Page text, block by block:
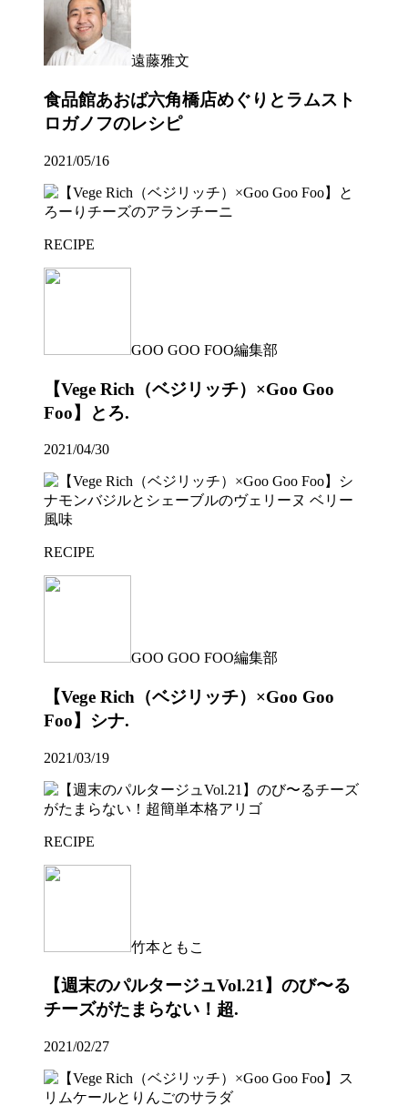
遠藤雅文
食品館あおば六角橋店めぐりとラムスト
ロガノフのレシピ
2021/05/16
RECIPE
GOO GOO FOO編集部
【Vege Rich（ベジリッチ）×Goo Goo
Foo】とろ.
2021/04/30
RECIPE
GOO GOO FOO編集部
【Vege Rich（ベジリッチ）×Goo Goo
Foo】シナ.
2021/03/19
RECIPE
竹本ともこ
【週末のパルタージュVol.21】のび〜る
チーズがたまらない！超.
2021/02/27